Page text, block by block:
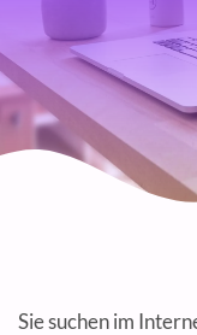
Sie suchen im